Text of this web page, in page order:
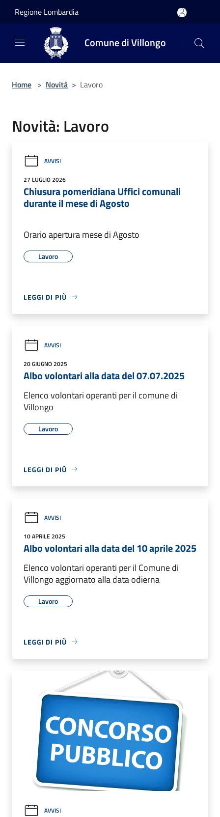
Regione Lombardia
Comune di Villongo
Home > Novità > Lavoro
Novità: Lavoro
AVVISI
27 LUGLIO 2026
Chiusura pomeridiana Uffici comunali
durante il mese di Agosto
Orario apertura mese di Agosto
Lavoro
LEGGI DI PIÙ
AVVISI
20 GIUGNO 2025
Albo volontari alla data del 07.07.2025
Elenco volontari operanti per il comune di
Villongo
Lavoro
LEGGI DI PIÙ
AVVISI
10 APRILE 2025
Albo volontari alla data del 10 aprile 2025
Elenco volontari operanti per il Comune di
Villongo aggiornato alla data odierna
Lavoro
LEGGI DI PIÙ
AVVISI